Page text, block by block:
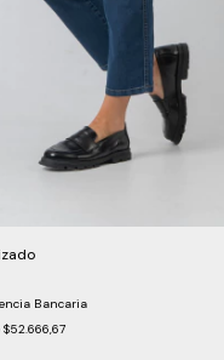
Bancaria
$52.666,67